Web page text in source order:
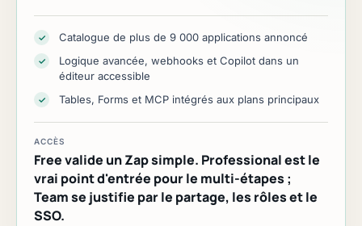
✓ Catalogue de plus de 9 000 applications annoncé
✓
Logique avancée, webhooks et Copilot dans un
éditeur accessible
✓ Tables, Forms et MCP intégrés aux plans principaux
ACCÈS
Free valide un Zap simple. Professional est le
vrai point d'entrée pour le multi-étapes ;
Team se justifie par le partage, les rôles et le
SSO.